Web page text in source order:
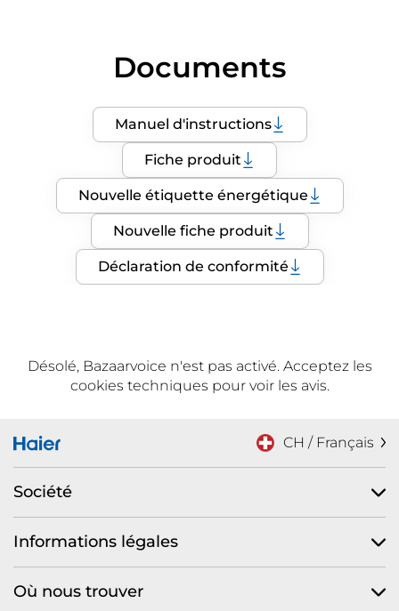
Documents
Manuel d'instructions
Fiche produit
Nouvelle étiquette énergétique
Nouvelle fiche produit
Déclaration de conformité
Désolé, Bazaarvoice n'est pas activé. Acceptez les
cookies techniques pour voir les avis.
CH / Français
Société
Informations légales
Où nous trouver